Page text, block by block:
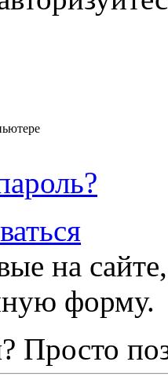
на
форму.
Просто